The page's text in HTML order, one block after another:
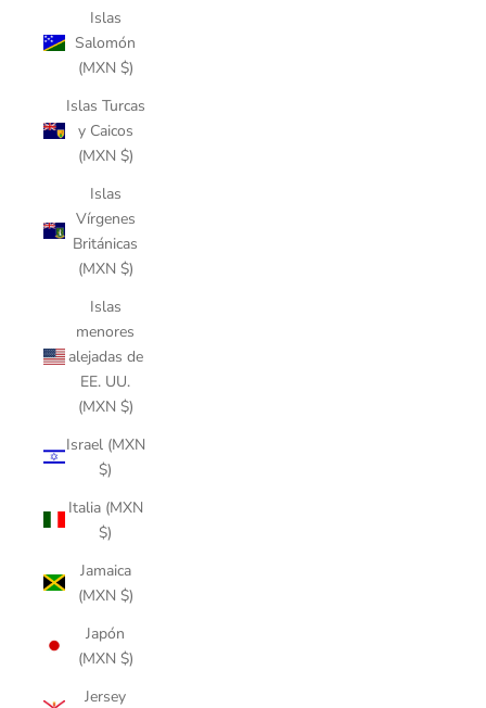
Islas
Salomón
(MXN $)
Islas Turcas
y Caicos
(MXN $)
Islas
Vírgenes
Británicas
(MXN $)
Islas
menores
alejadas de
EE. UU.
(MXN $)
Israel (MXN
$)
Italia (MXN
$)
Jamaica
(MXN $)
Japón
(MXN $)
Jersey